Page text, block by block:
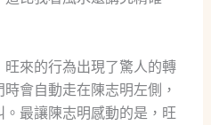
來的行為出現了驚人的轉
會自動走在陳志明左側，
最讓陳志明感動的是，旺